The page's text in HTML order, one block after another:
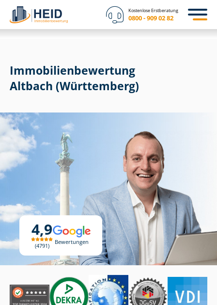
Kostenlose Erstberatung
0800 - 909 02 82
4,9
4791
Bewertungen
Immobilien­bewertung
Altbach (Württemberg)